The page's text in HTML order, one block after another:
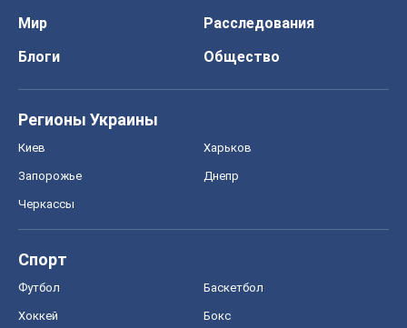
Мир
Расследования
Блоги
Общество
Регионы Украины
Киев Харьков
Запорожье Днепр
Черкассы
Спорт
Футбол Баскетбол
Хоккей Бокс